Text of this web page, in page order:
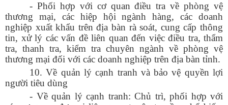
- Phối hợp với cơ quan điều tra về phòng vệ
thương mại, các hiệp hội ngành hàng, các doanh
nghiệp xuất khẩu trên địa bàn rà soát, cung cấp thông
tin, xử lý các vấn đề liên quan đến việc điều tra, thẩm
tra, thanh tra, kiểm tra chuyên ngành về phòng vệ
thương mại đối với các doanh nghiệp trên địa bàn tỉnh.
10. Về quản lý cạnh tranh và bảo vệ quyền lợi
người tiêu dùng
- Về quản lý cạnh tranh: Chủ trì, phối hợp với